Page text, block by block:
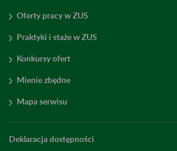
Oferty pracy w ZUS
Praktyki i staże w ZUS
Konkursy ofert
Mienie zbędne
Mapa serwisu
Deklaracja dostępności